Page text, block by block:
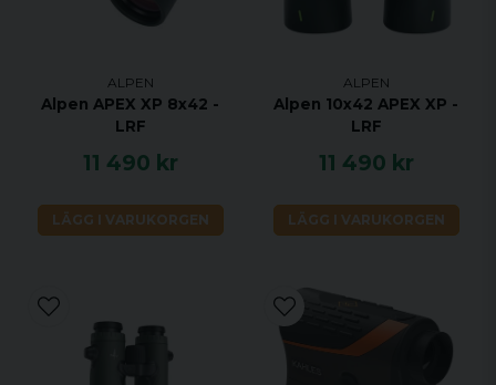
ALPEN
Alpen APEX XP 8x42 -
LRF
11 490 kr
LÄGG I VARUKORGEN
ALPEN
Alpen 10x42 APEX XP -
LRF
11 490 kr
LÄGG I VARUKORGEN